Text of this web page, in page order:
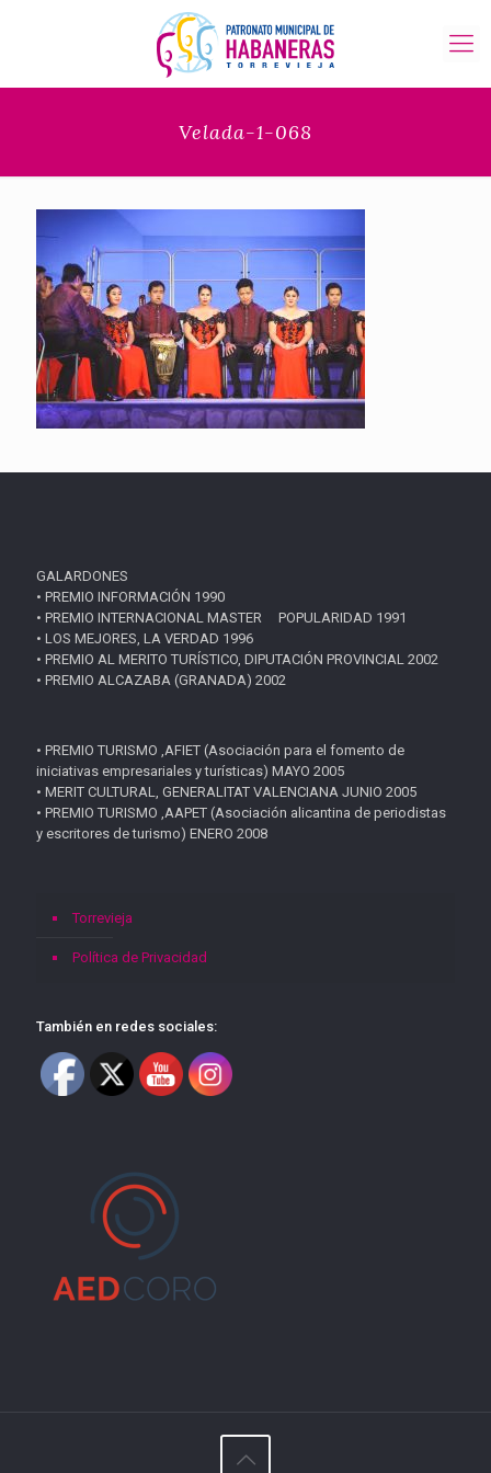
Velada-1-068
GALARDONES
• PREMIO INFORMACIÓN 1990
• PREMIO INTERNACIONAL MASTER POPULARIDAD 1991
• LOS MEJORES, LA VERDAD 1996
• PREMIO AL MERITO TURÍSTICO, DIPUTACIÓN PROVINCIAL 2002
• PREMIO ALCAZABA (GRANADA) 2002
• PREMIO TURISMO ,AFIET (Asociación para el fomento de
iniciativas empresariales y turísticas) MAYO 2005
• MERIT CULTURAL, GENERALITAT VALENCIANA JUNIO 2005
• PREMIO TURISMO ,AAPET (Asociación alicantina de periodistas
y escritores de turismo) ENERO 2008
Torrevieja
Política de Privacidad
También en redes sociales: